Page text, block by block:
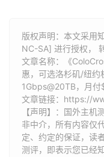
版权声明：本文采用
NC-SA] 进行授权，
文章名称：《
惠，可选洛杉矶/纽约
1Gbps@20TB，月付
文章链接： https://
【声明】：国外主机
非中介，所有内容仅
定、约定的保证，读
测评，即表示您已经